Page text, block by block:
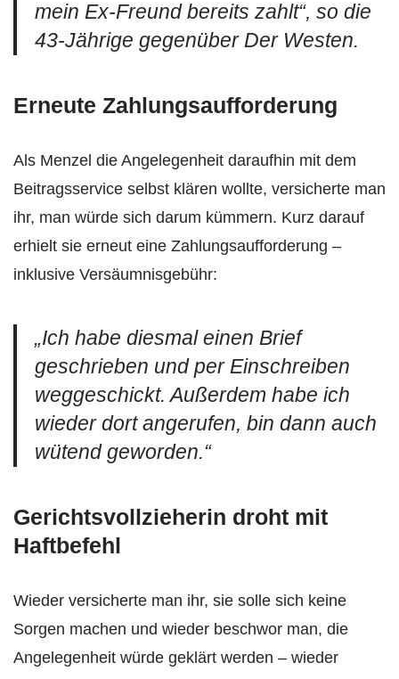
mein Ex-Freund bereits zahlt“, so die
43-Jährige gegenüber Der Westen.
Erneute Zahlungsaufforderung
Als Menzel die Angelegenheit daraufhin mit dem
Beitragsservice selbst klären wollte, versicherte man
ihr, man würde sich darum kümmern. Kurz darauf
erhielt sie erneut eine Zahlungsaufforderung –
inklusive Versäumnisgebühr:
„Ich habe diesmal einen Brief
geschrieben und per Einschreiben
weggeschickt. Außerdem habe ich
wieder dort angerufen, bin dann auch
wütend geworden.“
Gerichtsvollzieherin droht mit
Haftbefehl
Wieder versicherte man ihr, sie solle sich keine
Sorgen machen und wieder beschwor man, die
Angelegenheit würde geklärt werden – wieder